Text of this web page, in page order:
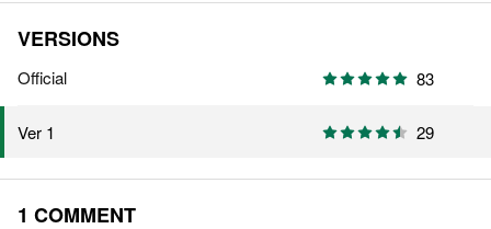
VERSIONS
Official 83
Ver 1 29
1 COMMENT